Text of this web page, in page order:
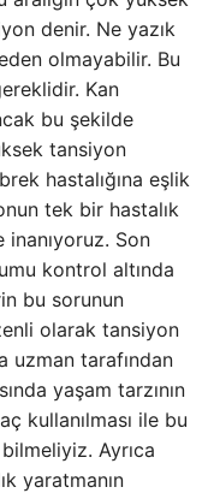
denir. Ne yazık
olmayabilir. Bu
Kan
bu şekilde
tansiyon
hastalığına eşlik
tek bir hastalık
inanıyoruz. Son
kontrol altında
bu sorunun
olarak tansiyon
uzman tarafından
yaşam tarzının
kullanılması ile bu
Ayrıca
yaratmanın